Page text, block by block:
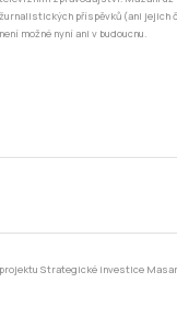
žurnalistických příspěvků (ani jejich
není možné nyní ani v budoucnu.
projektu Strategické investice